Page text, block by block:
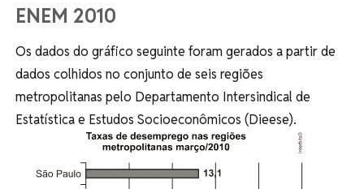
ENEM 2010
Os dados do gráfico seguinte foram gerados a partir de
dados colhidos no conjunto de seis regiões
metropolitanas pelo Departamento Intersindical de
Estatística e Estudos Socioeconômicos (Dieese).